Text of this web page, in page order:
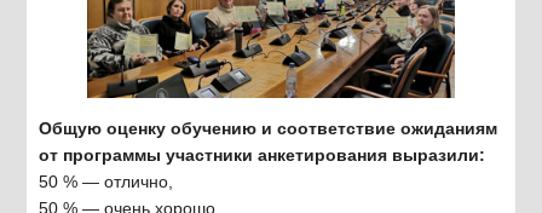
Общую оценку обучению и соответствие ожиданиям
от программы участники анкетирования выразили:
50 % — отлично,
50 % — очень хорошо.